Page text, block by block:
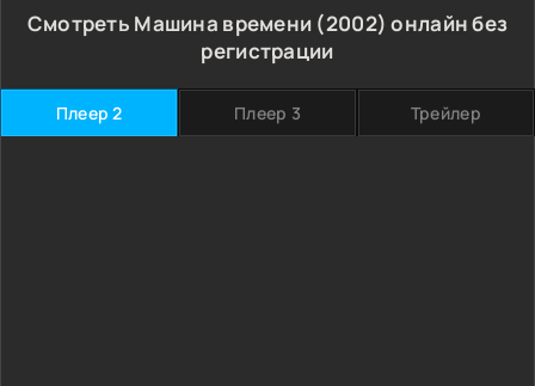
Смотреть Машина времени (2002) онлайн без
регистрации
Плеер 2 Плеер 3 Трейлер